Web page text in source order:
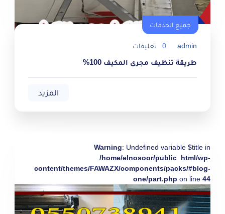
جميع الخدمات
admin
0 تعليقات
طريقة تنظيف مجرى المكيف 100%
المزيد
Warning: Undefined variable $title in
/home/elnosoor/public_html/wp-
content/themes/FAWAZX/components/packs/#blog-
one/part.php on line 44